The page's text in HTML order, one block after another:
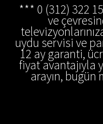
*** 0 (312) 322
ve
uydu servisi ve
12 ay garanti,
fiyat avantajıyla
arayın, bugün